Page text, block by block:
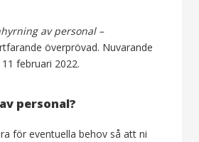
av personal –
överprövad. Nuvarande
februari 2022.
personal?
för eventuella behov så att ni